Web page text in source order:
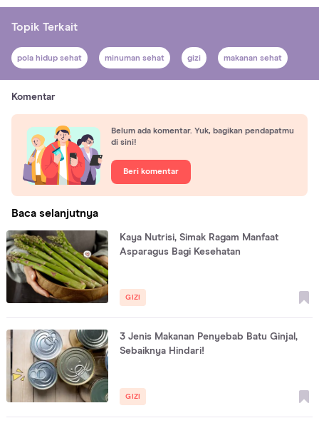
Topik Terkait
pola hidup sehat minuman sehat gizi makanan sehat
Komentar
Belum ada komentar. Yuk, bagikan pendapatmu
di sini!
Beri komentar
Baca selanjutnya
Kaya Nutrisi, Simak Ragam Manfaat
Asparagus Bagi Kesehatan
GIZI
3 Jenis Makanan Penyebab Batu Ginjal,
Sebaiknya Hindari!
GIZI